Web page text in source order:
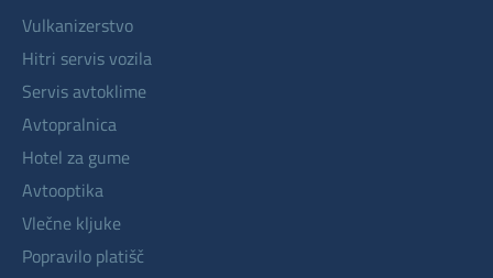
vulkanizerstvo
hitri servis vozila
servis avtoklime
avtopralnica
hotel za gume
avtooptika
vlečne kljuke
popravilo platišč